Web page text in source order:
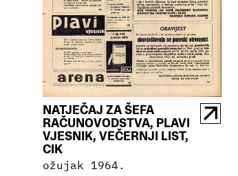
NATJEČAJ ZA ŠEFA
RAČUNOVODSTVA, PLAVI
VJESNIK, VEČERNJI LIST,
CIK
ožujak 1964.